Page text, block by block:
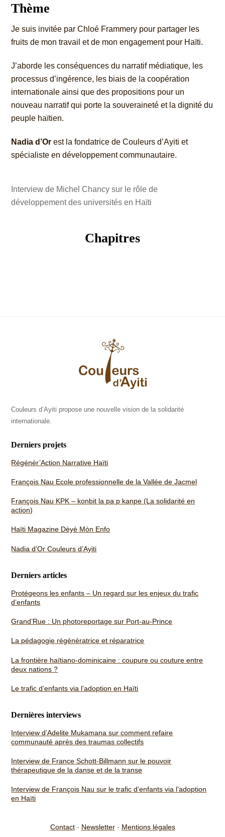
Thème
Je suis invitée par Chloé Frammery pour partager les
fruits de mon travail et de mon engagement pour Haïti.
J’aborde les conséquences du narratif médiatique, les
processus d’ingérence, les biais de la coopération
internationale ainsi que des propositions pour un
nouveau narratif qui porte la souveraineté et la dignité du
peuple haïtien.
Nadia d’Or est la fondatrice de Couleurs d’Ayiti et
spécialiste en développement communautaire.
Interview de Michel Chancy sur le rôle de
développement des universités en Haïti
Chapitres
Back
Top
Couleurs d’Ayiti propose une nouvelle vision de la solidarité
internationale.
Derniers projets
Régénér’Action Narrative Haïti
François Nau Ecole professionnelle de la Vallée de Jacmel
François Nau KPK – konbit la pa p kanpe (La solidarité en
action)
Haïti Magazine Dèyè Mòn Enfo
Nadia d’OrCouleurs d’Ayiti
Derniers articles
Protégeons les enfants – Un regard sur les enjeux du trafic
d’enfants
Grand’Rue : Un photoreportage sur Port-au-Prince
La pédagogie régénératrice et réparatrice
La frontière haïtiano-dominicaine : coupure ou couture entre
deux nations ?
Le trafic d’enfants via l’adoption en Haïti
Dernières interviews
Interview d’Adelite Mukamana sur comment refaire
communauté après des traumas collectifs
Interview de France Schott-Billmann sur le pouvoir
thérapeutique de la danse et de la transe
Interview de François Nau sur le trafic d’enfants via l’adoption
en Haïti
Contact- Newsletter- Mentions légales